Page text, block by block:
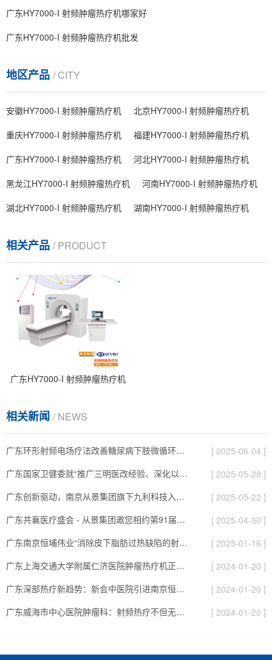
广东HY7000-I 射频肿瘤热疗机哪家好
广东HY7000-I 射频肿瘤热疗机批发
地区产品 / CITY
安徽HY7000-I 射频肿瘤热疗机
北京HY7000-I 射频肿瘤热疗机
重庆HY7000-I 射频肿瘤热疗机
福建HY7000-I 射频肿瘤热疗机
广东HY7000-I 射频肿瘤热疗机
河北HY7000-I 射频肿瘤热疗机
黑龙江HY7000-I 射频肿瘤热疗机
河南HY7000-I 射频肿瘤热疗机
湖北HY7000-I 射频肿瘤热疗机
湖南HY7000-I 射频肿瘤热疗机
相关产品 / PRODUCT
广东HY7000-I 射频肿瘤热疗机
相关新闻 / NEWS
广东环形射频电场疗法改善糖尿病下肢微循环障碍，新研究结果在欧洲ESM年会壁报展出！
[ 2025-06-04 ]
广东国家卫健委就“推广三明医改经验、深化以公益性为导向的公立医院改革”有关情况举行新闻发布会（文字实录）
[ 2025-05-28 ]
广东创新驱动，南京从景集团旗下九利科技入选2025年南京市“瞪羚企业”！
[ 2025-05-22 ]
广东共襄医疗盛会 - 从景集团邀您相约第91届CMEF！
[ 2025-04-30 ]
广东南京恒埔伟业“消除皮下脂肪过热缺陷的射频热疗仪”获国家发明专利证书
[ 2025-01-16 ]
广东上海交通大学附属仁济医院肿瘤热疗机正式启用
[ 2024-01-20 ]
广东深部热疗新趋势：新会中医院引进南京恒埔射频热疗机
[ 2024-01-20 ]
广东威海市中心医院肿瘤科：射频热疗不但无创还无痛
[ 2024-01-20 ]